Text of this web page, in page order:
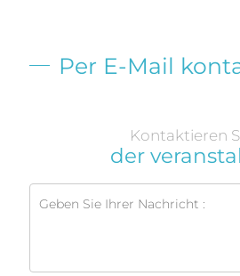
Per E-Mail
Kontaktieren
der